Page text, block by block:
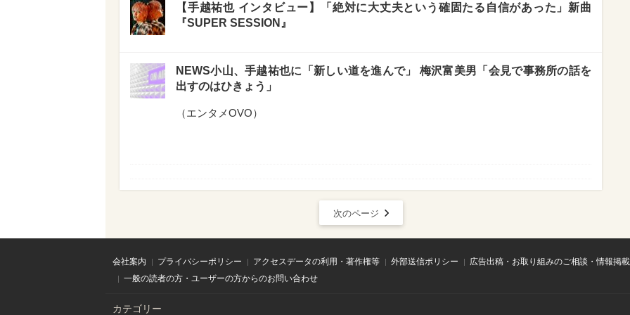
【手越祐也 インタビュー】「絶対に大丈夫という確固たる自信があった」新曲
『SUPER SESSION』
NEWS小山、手越祐也に「新しい道を進んで」 梅沢富美男「会見で事務所の話を
出すのはひきょう」
（エンタメOVO）
次のページ
会社案内 プライバシーポリシー アクセスデータの利用・著作権等 外部送信ポリシー
広告出稿・お取り組みのご相談・情報掲
一般の読者の方・ユーザーの方からのお問い合わせ
カテゴリー